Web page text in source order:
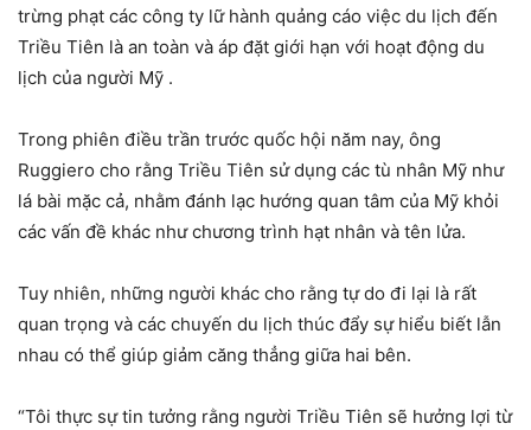
trừng phạt các công ty lữ hành quảng cáo việc du lịch đến
Triều Tiên là an toàn và áp đặt giới hạn với hoạt động du
lịch của người Mỹ .
Trong phiên điều trần trước quốc hội năm nay, ông
Ruggiero cho rằng Triều Tiên sử dụng các tù nhân Mỹ như
lá bài mặc cả, nhằm đánh lạc hướng quan tâm của Mỹ khỏi
các vấn đề khác như chương trình hạt nhân và tên lửa.
Tuy nhiên, những người khác cho rằng tự do đi lại là rất
quan trọng và các chuyến du lịch thúc đẩy sự hiểu biết lẫn
nhau có thể giúp giảm căng thẳng giữa hai bên.
“Tôi thực sự tin tưởng rằng người Triều Tiên sẽ hưởng lợi từ